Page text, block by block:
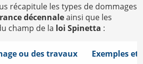
récapitule les types de dommages
décennaleainsi que les
champ de la loi Spinetta :
ou des travaux Exemples